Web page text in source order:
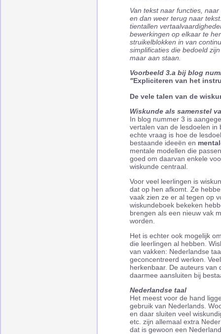
Van tekst naar functies,
en dan weer terug naar
tientallen
bewerkingen op elkaar te
struikelblokken in van
simplificaties die bedoeld
maar aan staan.
Voorbeeld 3.a bij blog
"Expliciteren van het
De vele talen van de
Wiskunde als samenstel
In blog nummer 3 is
vertalen van de lesdoelen in
echte vraag is hoe de
bestaande ideeën en
mentale modellen die
goed om daarvan enkele
wiskunde centraal.
Voor veel leerlingen is
dat op hen afkomt. Ze
vaak zien ze er al tegen op
wiskundeboek bekeken
brengen als een nieuw vak
worden.
Het is echter ook mogelijk
die leerlingen al hebben.
van vakken: Nederlandse
geconcentreerd werken.
herkenbaar. De auteurs van
daarmee aansluiten bij
Nederlandse taal
Het meest voor de hand
gebruik van Nederlands.
en daar sluiten veel
etc. zijn allemaal extra
dat is gewoon een